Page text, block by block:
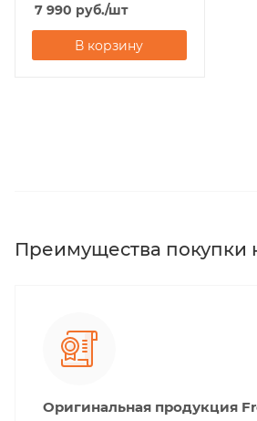
7 990 руб./шт
В корзину
Преимущества покупки
Оригинальная продукция